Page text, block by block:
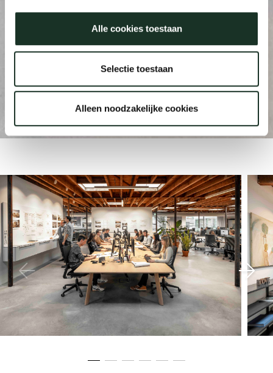
Alle cookies toestaan
Selectie toestaan
Alleen noodzakelijke cookies
HofmanDujardin Office